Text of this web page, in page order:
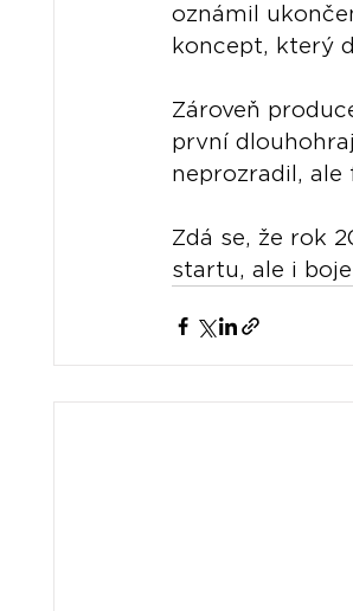
oznámil
koncept, který
Zároveň
první
neprozradil, ale
Zdá se, že rok
startu, ale i